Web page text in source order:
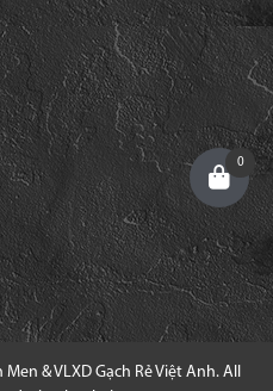
& VLXD Gạch Rẻ Việt Anh. All
0